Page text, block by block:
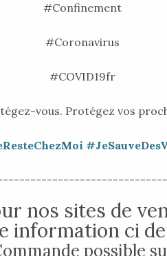
#Confinement
#Coronavirus
#COVID19fr
vous. Protégez vos
nos sites de
information ci
possible